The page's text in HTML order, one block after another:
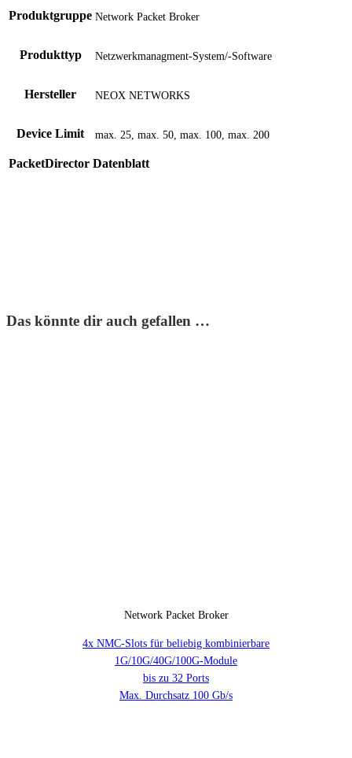
Produktgruppe Network Packet Broker
Produkttyp Netzwerkmanagment-System/-Software
Hersteller NEOX NETWORKS
Device Limit max. 25, max. 50, max. 100, max. 200
PacketDirector Datenblatt
Das könnte dir auch gefallen …
Network Packet Broker
4x NMC-Slots für beliebig kombinierbare
1G/10G/40G/100G-Module
bis zu 32 Ports
Max. Durchsatz 100 Gb/s